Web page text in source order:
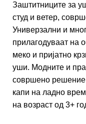
Заштитниците за
студ и ветер,
Универзални и
прилагодуваат на
меко и пријатно
уши. Модните и
совршено решение
капи на ладно
на возраст од 3+